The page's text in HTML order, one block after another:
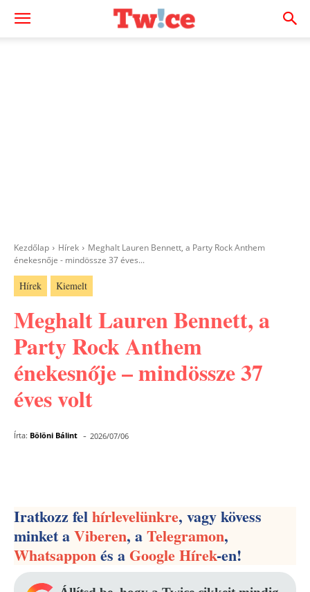
Kezdőlap Hírek
Meghalt Lauren Bennett, a Party Rock Anthem
énekesnője - mindössze 37 éves...
Hírek Kiemelt
Meghalt Lauren Bennett, a
Party Rock Anthem
énekesnője – mindössze 37
éves volt
Írta: Bölöni Bálint - 2026/07/06
Iratkozz felhírlevelünkre, vagy kövess
minket aViberen, aTelegramon,
Whatsapponés aGoogle Hírek-en!